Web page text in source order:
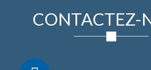
CONTACTEZ-